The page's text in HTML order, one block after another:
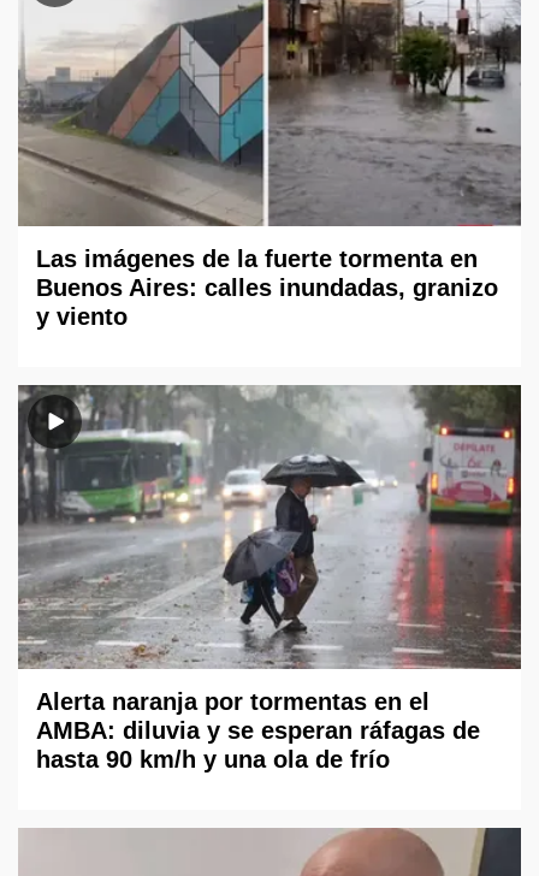
Las imágenes de la fuerte tormenta en
Buenos Aires: calles inundadas, granizo
y viento
Alerta naranja por tormentas en el
AMBA: diluvia y se esperan ráfagas de
hasta 90 km/h y una ola de frío